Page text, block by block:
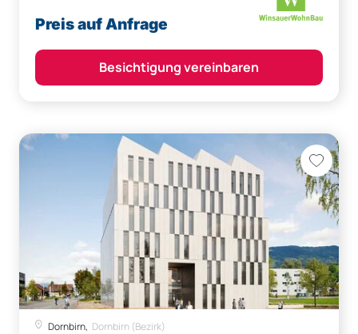
Preis auf Anfrage
Besichtigung vereinbaren
Dornbirn, Dornbirn (Bezirk)